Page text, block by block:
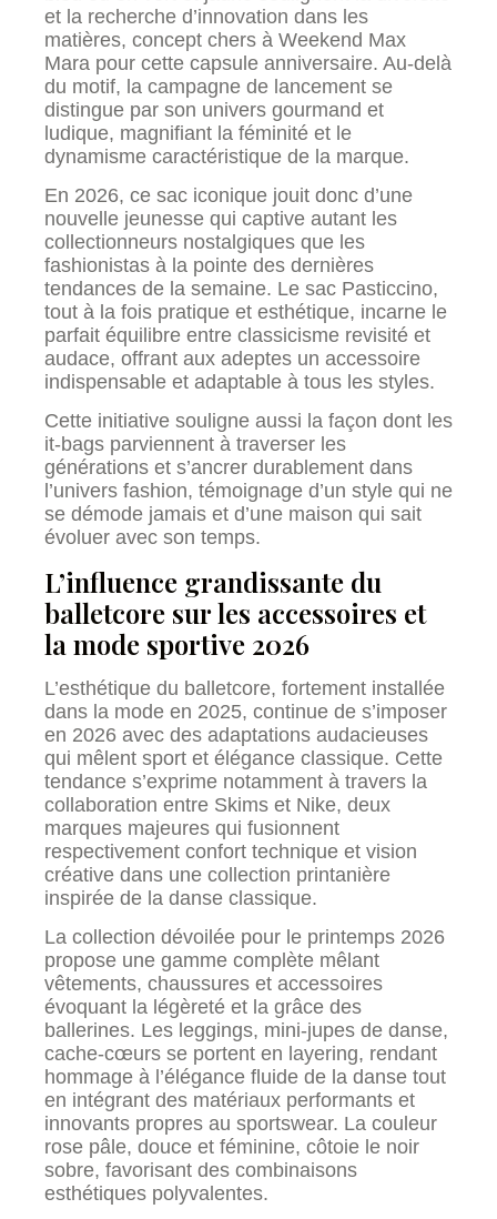
et la recherche d’innovation dans les
matières, concept chers à Weekend Max
Mara pour cette capsule anniversaire. Au-delà
du motif, la campagne de lancement se
distingue par son univers gourmand et
ludique, magnifiant la féminité et le
dynamisme caractéristique de la marque.
En 2026, ce sac iconique jouit donc d’une
nouvelle jeunesse qui captive autant les
collectionneurs nostalgiques que les
fashionistas à la pointe des dernières
tendances de la semaine. Le sac Pasticcino,
tout à la fois pratique et esthétique, incarne le
parfait équilibre entre classicisme revisité et
audace, offrant aux adeptes un accessoire
indispensable et adaptable à tous les styles.
Cette initiative souligne aussi la façon dont les
it-bags parviennent à traverser les
générations et s’ancrer durablement dans
l’univers fashion, témoignage d’un style qui ne
se démode jamais et d’une maison qui sait
évoluer avec son temps.
L’influence grandissante du
balletcore sur les accessoires et
la mode sportive 2026
L’esthétique du balletcore, fortement installée
dans la mode en 2025, continue de s’imposer
en 2026 avec des adaptations audacieuses
qui mêlent sport et élégance classique. Cette
tendance s’exprime notamment à travers la
collaboration entre Skims et Nike, deux
marques majeures qui fusionnent
respectivement confort technique et vision
créative dans une collection printanière
inspirée de la danse classique.
La collection dévoilée pour le printemps 2026
propose une gamme complète mêlant
vêtements, chaussures et accessoires
évoquant la légèreté et la grâce des
ballerines. Les leggings, mini-jupes de danse,
cache-cœurs se portent en layering, rendant
hommage à l’élégance fluide de la danse tout
en intégrant des matériaux performants et
innovants propres au sportswear. La couleur
rose pâle, douce et féminine, côtoie le noir
sobre, favorisant des combinaisons
esthétiques polyvalentes.